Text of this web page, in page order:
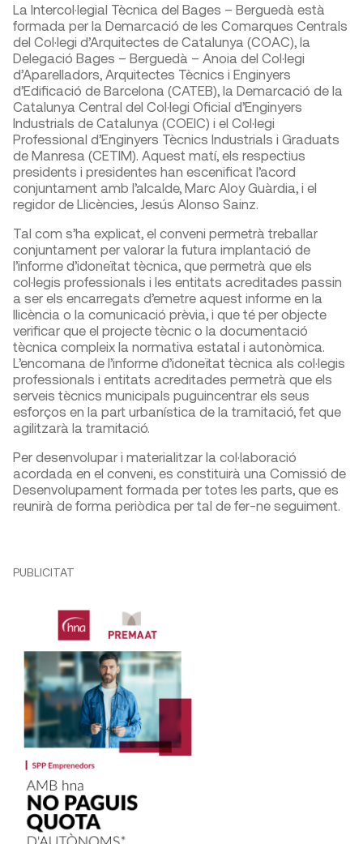
La Intercol·legial Tècnica del Bages – Berguedà està
formada per la Demarcació de les Comarques Centrals
del Col·legi d’Arquitectes de Catalunya (COAC), la
Delegació Bages – Berguedà – Anoia del Col·legi
d’Aparelladors, Arquitectes Tècnics i Enginyers
d’Edificació de Barcelona (CATEB), la Demarcació de la
Catalunya Central del Col·legi Oficial d’Enginyers
Industrials de Catalunya (COEIC) i el Col·legi
Professional d’Enginyers Tècnics Industrials i Graduats
de Manresa (CETIM). Aquest matí, els respectius
presidents i presidentes han escenificat l’acord
conjuntament amb l’alcalde, Marc Aloy Guàrdia, i el
regidor de Llicències, Jesús Alonso Sainz.
Tal com s’ha explicat, el conveni permetrà treballar
conjuntament per valorar la futura implantació de
l’informe d’idoneïtat tècnica, que permetrà que els
col·legis professionals i les entitats acreditades passin
a ser els encarregats d’emetre aquest informe en la
llicència o la comunicació prèvia, i que té per objecte
verificar que el projecte tècnic o la documentació
tècnica compleix la normativa estatal i autonòmica.
L’encomana de l’informe d’idoneïtat tècnica als col·legis
professionals i entitats acreditades permetrà que els
serveis tècnics municipals puguincentrar els seus
esforços en la part urbanística de la tramitació, fet que
agilitzarà la tramitació.
Per desenvolupar i materialitzar la col·laboració
acordada en el conveni, es constituirà una Comissió de
Desenvolupament formada per totes les parts, que es
reunirà de forma periòdica per tal de fer-ne seguiment.
PUBLICITAT